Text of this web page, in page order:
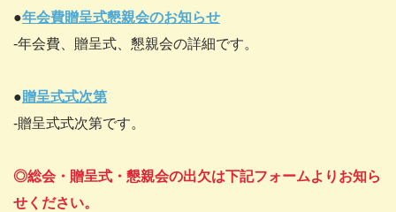
●年会費贈呈式懇親会のお知らせ
-年会費、贈呈式、懇親会の詳細です。
●贈呈式式次第
-贈呈式式次第です。
◎総会・贈呈式・懇親会の出欠は下記フォームよりお知ら
せください。